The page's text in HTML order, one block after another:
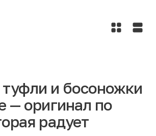
и босоножки
— оригинал по
радует